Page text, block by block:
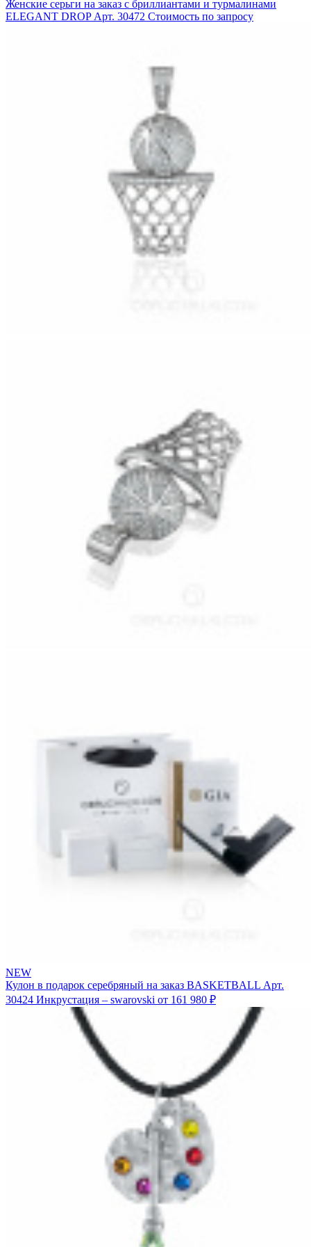
Женские серьги на заказ с бриллиантами и турмалинами
ELEGANT DROP Арт. 30472 Стоимость по запросу
NEW
Кулон в подарок серебряный на заказ BASKETBALL Арт.
30424 Инкрустация – swarovski от 161 980 ₽